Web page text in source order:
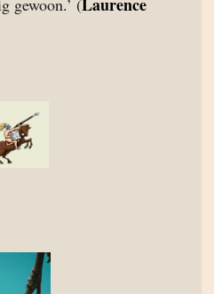
gewoon.’ (